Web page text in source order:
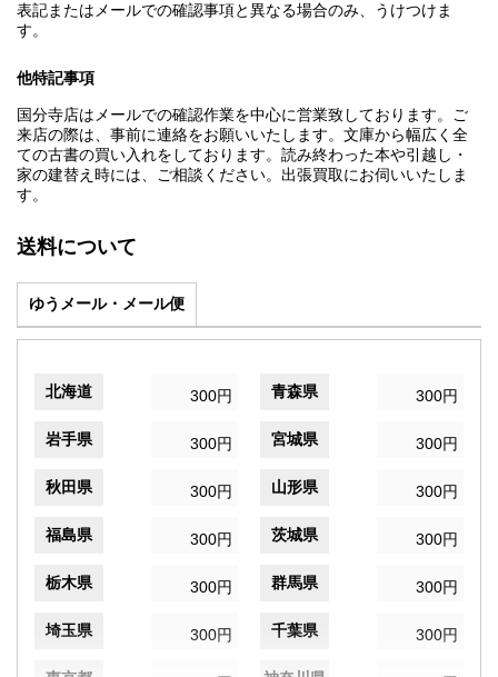
表記またはメールでの確認事項と異なる場合のみ、うけつけま
す。
他特記事項
国分寺店はメールでの確認作業を中心に営業致しております。ご
来店の際は、事前に連絡をお願いいたします。文庫から幅広く全
ての古書の買い入れをしております。読み終わった本や引越し・
家の建替え時には、ご相談ください。出張買取にお伺いいたしま
す。
送料について
ゆうメール・メール便
北海道 300円 青森県 300円
岩手県 300円 宮城県 300円
秋田県 300円 山形県 300円
福島県 300円 茨城県 300円
栃木県 300円 群馬県 300円
埼玉県 300円 千葉県 300円